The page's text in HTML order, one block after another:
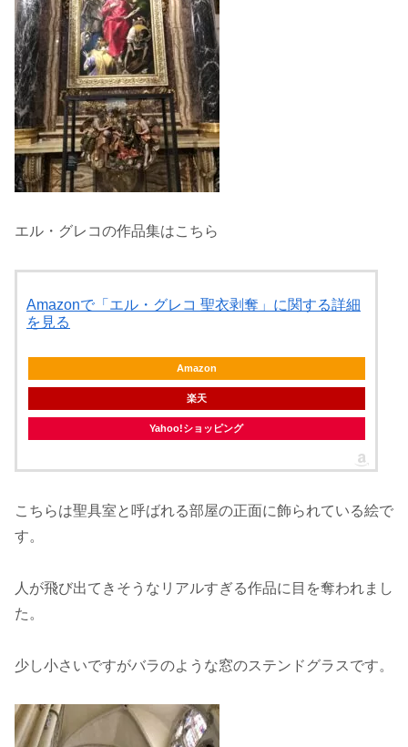
エル・グレコの作品集はこちら
Amazonで「エル・グレコ 聖衣剥奪」に関する詳細
を見る
Amazon
楽天
Yahoo!ショッピング
こちらは聖具室と呼ばれる部屋の正面に飾られている絵で
す。
人が飛び出てきそうなリアルすぎる作品に目を奪われまし
た。
少し小さいですがバラのような窓のステンドグラスです。